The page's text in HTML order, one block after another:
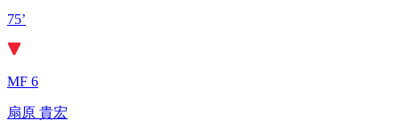
75’
MF 6
扇原 貴宏